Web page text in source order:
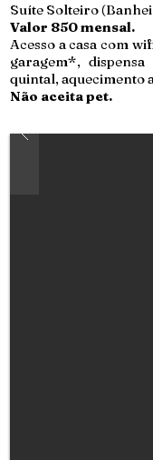
Suíte Solteiro
Valor 850 mensal.
Acesso a casa com
garagem*,
quintal, aquecimento
Não aceita pet.